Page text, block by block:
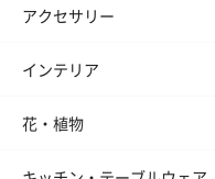
キャンドル・お香を同梱し
アクセサリー
インテリア
花・植物